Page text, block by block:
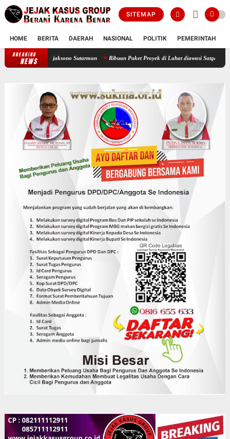
SITEMAP
HOME BERITA DAERAH NASIONAL POLITIK PEMERINTAH
BREAKING
NEWS
Witjaksono Sutarman Ribuan Paket Proyek di Lahat diawasi Satgasus, Kontraktor